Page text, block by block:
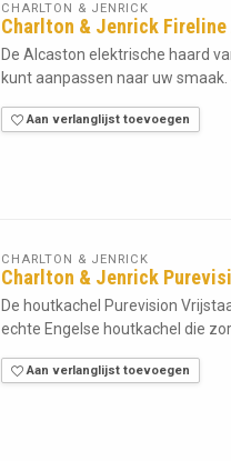
CHARLTON & JENRICK
Charlton & Jenrick
De Alcaston elektrische haard
kunt aanpassen naar uw
Aan verlanglijst toevoegen
CHARLTON & JENRICK
Charlton & Jenrick
De houtkachel Purevision
echte Engelse houtkachel die
Aan verlanglijst toevoegen